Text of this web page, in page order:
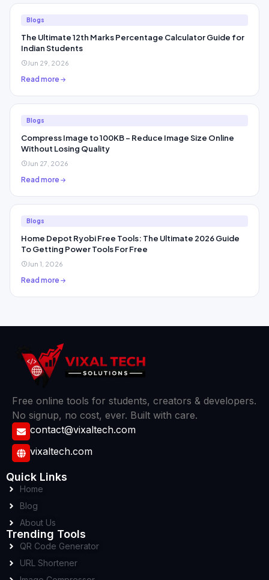
Blogs
The Ultimate 12th Marks Percentage Calculator Guide for
Indian Students
Jun 29, 2026
Read more
Blogs
Compress Image to 100KB – Reduce Image Size Online
Without Losing Quality
Jun 27, 2026
Read more
Blogs
Home Depot Ryobi Free Tools: The Ultimate 2026 Guide
To Getting Power Tools For Free
Jun 1, 2026
Read more
Free online tools for students, creators & developers.
No signup, no cost, ever. Built with care.
contact@vixaltech.com
vixaltech.com
Quick Links
Home
Blog
About Us
Trending Tools
QR Code Generator
URL Shortener